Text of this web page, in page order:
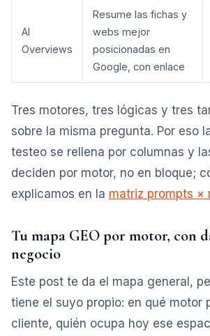
AI
Overviews
Resume las fichas y
webs mejor
posicionadas en
Google, con enlace
Tres motores, tres lógicas y tres
sobre la misma pregunta. Por eso
testeo se rellena por columnas y
deciden por motor, no en bloque;
explicamos en la matriz prompts ×
Tu mapa GEO por motor, con
negocio
Este post te da el mapa general,
tiene el suyo propio: en qué motor
cliente, quién ocupa hoy ese